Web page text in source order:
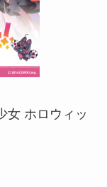
女 ホロウィッ